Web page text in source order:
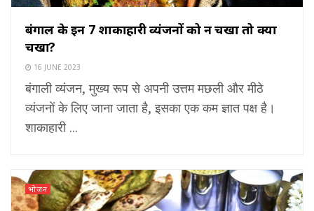
बंगाल के इन 7 शाकाहारी व्यंजनों को न चखा तो क्या
चखा?
16 JUNE 2023
बंगाली व्यंजन, मुख्य रूप से अपनी उत्तम मछली और मीठे
व्यंजनों के लिए जाना जाता है, इसका एक कम ज्ञात पक्ष है।
शाकाहारी ...
भोजन